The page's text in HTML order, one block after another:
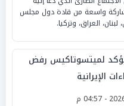
واسعة من قادة دول مجلس
العراق، وتركيا.
لميتسوتاكيس رفض
الإيرانية